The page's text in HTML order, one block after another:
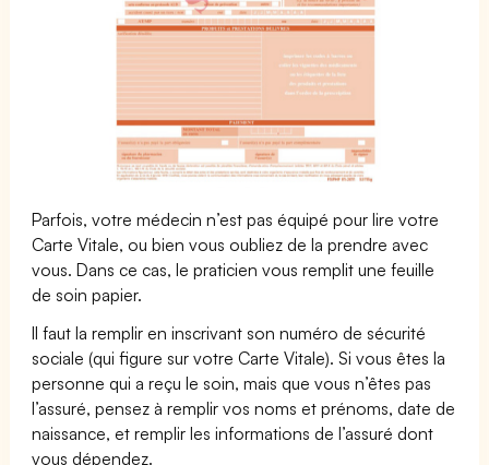
Parfois, votre médecin n’est pas équipé pour lire votre
Carte Vitale, ou bien vous oubliez de la prendre avec
vous. Dans ce cas, le praticien vous remplit une feuille
de soin papier.
Il faut la remplir en inscrivant son numéro de sécurité
sociale (qui figure sur votre Carte Vitale). Si vous êtes la
personne qui a reçu le soin, mais que vous n’êtes pas
l’assuré, pensez à remplir vos noms et prénoms, date de
naissance, et remplir les informations de l’assuré dont
vous dépendez.